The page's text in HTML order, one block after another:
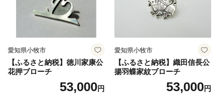
愛知県小牧市
【ふるさと納税】徳川家康公
花押ブローチ
53,000円
愛知県小牧市
【ふるさと納税】織田信長公
揚羽蝶家紋ブローチ
53,000円